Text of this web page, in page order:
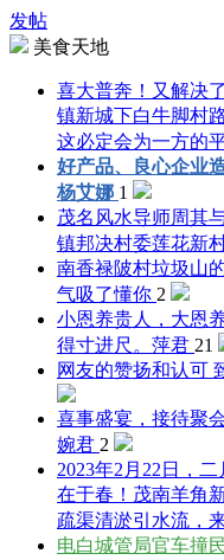
发帖
美食天地
喜大普奔！又解决
镇新城下白牛脚村
这必定会为一方的
好产品、良心企业
杨艾娜 1
茂名风水导师周其
镇邦决村委莲花新
南香禄陂村垃圾山
气吸了懂你 2
小恩养贵人，大恩
得寸进尺。 萍君 21
网友的赞扬和认可
喜事盛宴，接待聚
婉君 2
2023年2月22日，
在于春！茂南羊角
疏渠清淤引水流，
电白城管局官车撞